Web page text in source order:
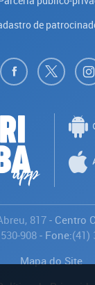
de
817- Centro
908- Fone:(41)
Mapa do Site